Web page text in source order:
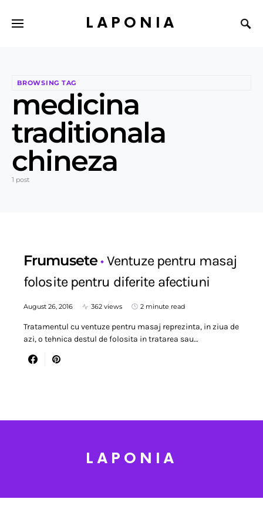
LAPONIA
BROWSING TAG
medicina
traditionala
chineza
1 post
Frumusete Ventuze pentru masaj
folosite pentru diferite afectiuni
August 26, 2016 362 views 2 minute read
Tratamentul cu ventuze pentru masaj reprezinta, in ziua de
azi, o tehnica destul de folosita in tratarea sau…
LAPONIA